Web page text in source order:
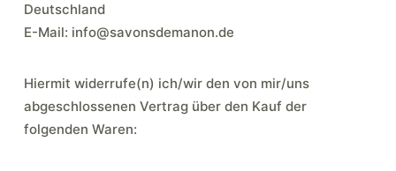
Deutschland
E-Mail: info@savonsdemanon.de
Hiermit widerrufe(n) ich/wir den von mir/uns
abgeschlossenen Vertrag über den Kauf der
folgenden Waren: